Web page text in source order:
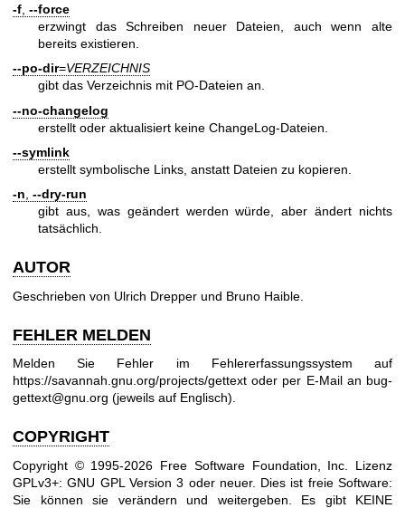
-f --force
erzwingt das Schreiben neuer Dateien, auch wenn alte
bereits existieren.
--po-dir=VERZEICHNIS
gibt das Verzeichnis mit PO-Dateien an.
--no-changelog
erstellt oder aktualisiert keine ChangeLog-Dateien.
--symlink
erstellt symbolische Links, anstatt Dateien zu kopieren.
-n, --dry-run
gibt aus, was geändert werden würde, aber ändert nichts
tatsächlich.
AUTOR
Geschrieben von Ulrich Drepper und Bruno Haible.
FEHLER MELDEN
Melden Sie Fehler im Fehlererfassungssystem auf
https://savannah.gnu.org/projects/gettext oder per E-Mail an bug-
gettext@gnu.org (jeweils auf Englisch).
COPYRIGHT
Copyright © 1995-2026 Free Software Foundation, Inc. Lizenz
GPLv3+:GNU GPL Version 3 oder neuer. Dies ist freie Software:
Sie können sie verändern und weitergeben. Es gibt KEINE